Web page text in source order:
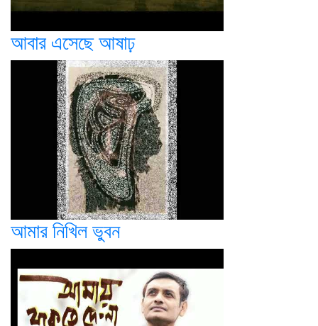
আবার এসেছে আষাঢ়
আমার নিখিল ভুবন